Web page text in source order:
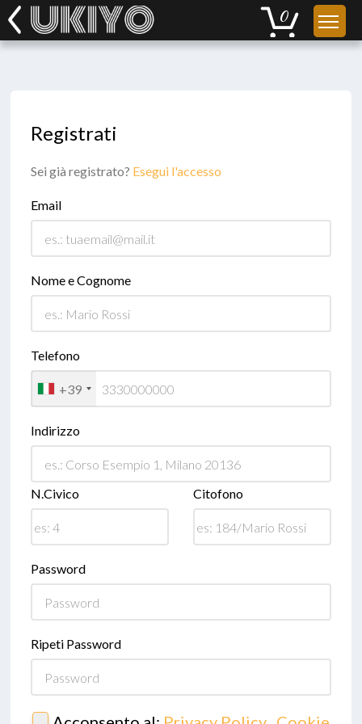
Registrati
Sei già registrato? Esegui l'accesso
Email
Nome e Cognome
Telefono
+39
Indirizzo
N.Civico Citofono
Password
Ripeti Password